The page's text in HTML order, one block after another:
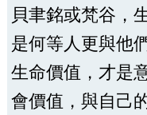
貝聿銘或梵谷，
是何等人更與他
生命價值，才是
會價值，與自己